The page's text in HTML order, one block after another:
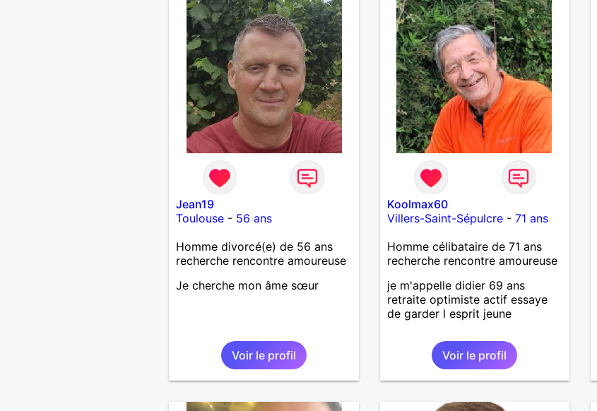
Jean19
Toulouse- 56 ans
Homme divorcé(e) de 56 ans
recherche rencontre amoureuse
Je cherche mon âme sœur
Voir le profil
Koolmax60
Villers-Saint-Sépulcre- 71 ans
Homme célibataire de 71 ans
recherche rencontre amoureuse
je m'appelle didier 69 ans
retraite optimiste actif essaye
de garder l esprit jeune
Voir le profil